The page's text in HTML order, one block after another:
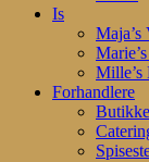
Is
Maja’s
Mille’s
Forhandlere